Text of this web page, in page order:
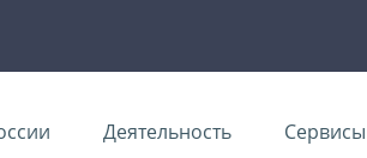
Деятельность Сервисы